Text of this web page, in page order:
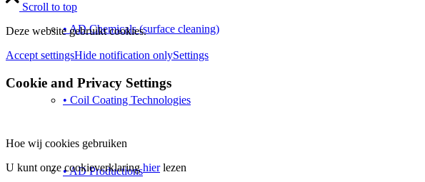
• AD Chemicals (surface cleaning)
• Coil Coating Technologies
• AD Productions
Scroll to top
Deze website gebruikt cookies.
Accept settingsHide notification onlySettings
Cookie and Privacy Settings
Hoe wij cookies gebruiken
U kunt onze cookieverklaringhierlezen